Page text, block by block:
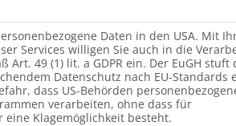
große Rolle. Das so genannte
Verweilen ein. Die
ab.
Daten in den USA. Mit
Services willigen Sie auch in die
Art. 49 (1) lit. a GDPR ein. Der EuGH stuft
Datenschutz nach EU-Standards
dass US-Behörden
verarbeiten, ohne dass für
Klagemöglichkeit besteht.